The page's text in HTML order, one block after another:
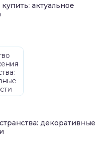
актуальное
декоративные